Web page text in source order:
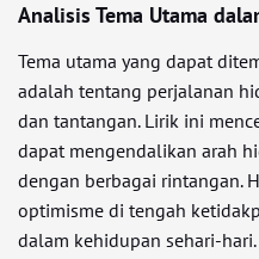
Analisis Tema Utama
Tema utama yang dapat
adalah tentang perjalanan
dan tantangan. Lirik ini
dapat mengendalikan arah
dengan berbagai rintangan.
optimisme di tengah
dalam kehidupan sehari-hari.